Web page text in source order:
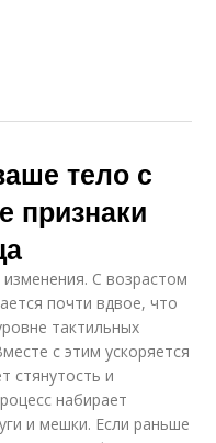
тело с
признаки
С возрастом
почти вдвое, что
тактильных
с этим ускоряется
стянутость и
набирает
и мешки. Если раньше